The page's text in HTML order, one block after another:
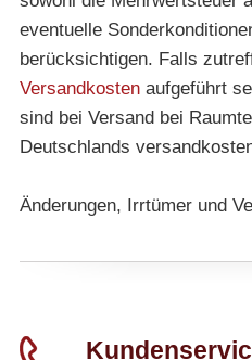
eventuelle
berücksichtigen. Falls
Versandkostenaufgeführt
sind bei Versand bei
Deutschlands
Änderungen, Irrtümer und